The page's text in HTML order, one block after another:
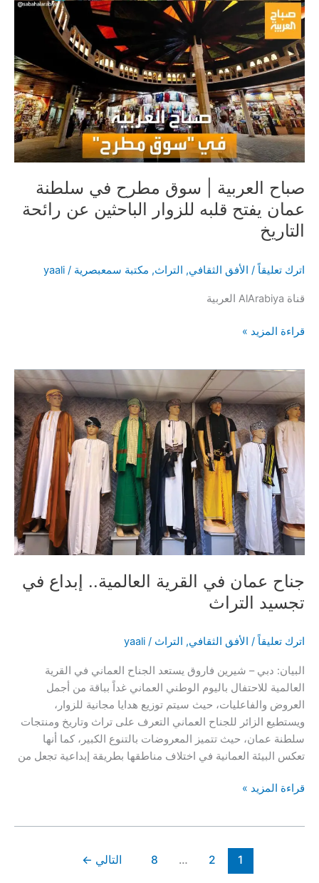
جذري
ونهائي
لدخول
المياه
إلى
سوق
مطرح؟
صباح العربية | سوق مطرح في سلطنة
عمان يفتح قلبه للزوار الباحثين عن رائحة
التاريخ
اترك تعليقاً / الأفق الثقافي, التراث, مكتبة سمعبصرية /
yaali
قناة AlArabiya العربية
صباح
سوق
مطرح
في
سلطنة
عمان
يفتح
قلبه
للزوار
الباحثين
عن
رائحة
قراءة المزيد »
جناح عمان في القرية العالمية.. إبداع في
تجسيد التراث
اترك تعليقاً / الأفق الثقافي, التراث /
yaali
البيان: دبي – شيرين فاروق يستعد الجناح العماني في القرية
العالمية للاحتفال باليوم الوطني العماني غداً بباقة من أجمل
العروض والفاعليات، حيث سيتم توزيع هدايا مجانية للزوار،
ويستطيع الزائر للجناح العماني التعرف على تراث وتاريخ ومنتجات
سلطنة عمان، حيث تتميز المعروضات بالتنوع الكبير، كما أنها
تعكس البيئة العمانية في اختلاف مناطقها بطريقة إبداعية تجعل من
جناح
قراءة المزيد »
1
2
…
8 التالي ←